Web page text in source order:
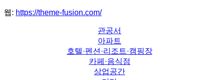
웹: https://theme-fusion.com/
관공서
아파트
호텔·펜션·리조트·캠핑장
카페·음식점
상업공간